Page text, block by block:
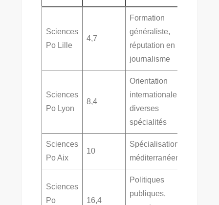
Sciences
Po Lille
4,7
Formation
généraliste,
réputation en
journalisme
Sciences
Po Lyon
8,4
Orientation
internationale,
diverses
spécialités
Sciences
Po Aix
10
Spécialisations
méditerranéennes
Sciences
Po
16,4
Politiques
publiques,